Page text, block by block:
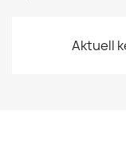
Aktuell